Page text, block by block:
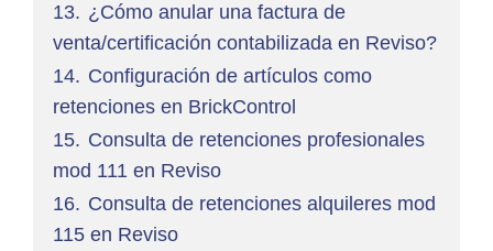
13. ¿Cómo anular una factura de
venta/certificación contabilizada en Reviso?
14. Configuración de artículos como
retenciones en BrickControl
15. Consulta de retenciones profesionales
mod 111 en Reviso
16. Consulta de retenciones alquileres mod
115 en Reviso